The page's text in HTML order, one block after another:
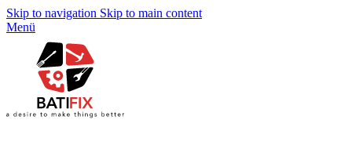
Skip to navigation Skip to main content
Menü